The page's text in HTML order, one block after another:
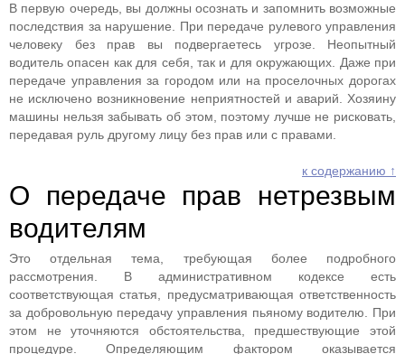
В первую очередь, вы должны осознать и запомнить возможные
последствия за нарушение. При передаче рулевого управления
человеку без прав вы подвергаетесь угрозе. Неопытный
водитель опасен как для себя, так и для окружающих. Даже при
передаче управления за городом или на проселочных дорогах
не исключено возникновение неприятностей и аварий. Хозяину
машины нельзя забывать об этом, поэтому лучше не рисковать,
передавая руль другому лицу без прав или с правами.
к содержанию ↑
О передаче прав нетрезвым
водителям
Это отдельная тема, требующая более подробного
рассмотрения. В административном кодексе есть
соответствующая статья, предусматривающая ответственность
за добровольную передачу управления пьяному водителю. При
этом не уточняются обстоятельства, предшествующие этой
процедуре. Определяющим фактором оказывается